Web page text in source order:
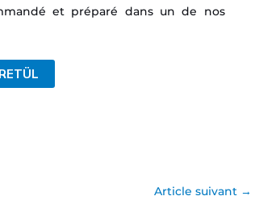
et préparé dans un de nos
Article suivant →